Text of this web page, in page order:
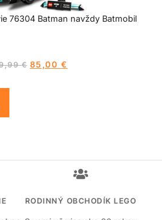
76304 Batman navždy Batmobil
€ 85,00 €
RODINNÝ OBCHODÍK LEGO